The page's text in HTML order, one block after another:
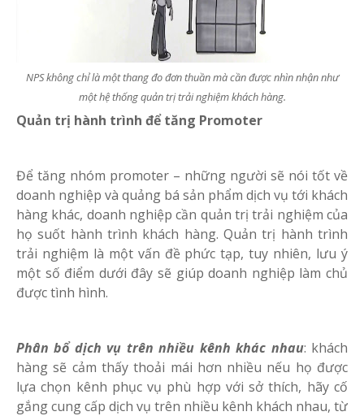
NPS không chỉ là một thang đo đơn thuần mà cần được nhìn nhận như
một hệ thống quản trị trải nghiệm khách hàng.
Quản trị hành trình để tăng Promoter
Để tăng nhóm promoter – những người sẽ nói tốt về
doanh nghiệp và quảng bá sản phẩm dịch vụ tới khách
hàng khác, doanh nghiệp cần quản trị trải nghiệm của
họ suốt hành trình khách hàng. Quản trị hành trình
trải nghiệm là một vấn đề phức tạp, tuy nhiên, lưu ý
một số điểm dưới đây sẽ giúp doanh nghiệp làm chủ
được tình hình.
Phân bổ dịch vụ trên nhiều kênh khác nhau: khách
hàng sẽ cảm thấy thoải mái hơn nhiều nếu họ được
lựa chọn kênh phục vụ phù hợp với sở thích, hãy cố
gắng cung cấp dịch vụ trên nhiều kênh khách nhau, từ